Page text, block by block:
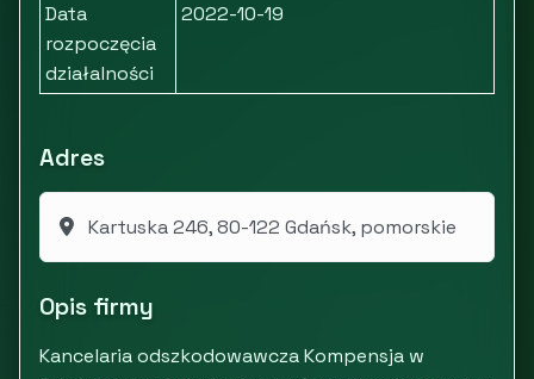
Data
rozpoczęcia
działalności
2022-10-19
Adres
Kartuska 246, 80-122 Gdańsk, pomorskie
Opis firmy
Kancelaria odszkodowawcza Kompensja w